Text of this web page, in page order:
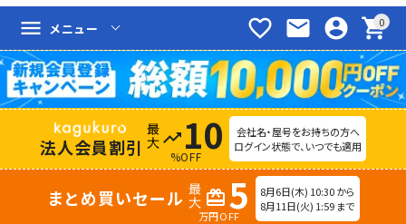
favorite_border mail account_circle shopping_cart
menu メニュー
法人会員割引 trending_up 10
%OFF
会社名・屋号をお持ちの方へ
ログイン状態で、いつでも適用
まとめ買いセール redeem 5
万円OFF
8月6日(木) 10:30 から
8月11日(火) 1:59 まで